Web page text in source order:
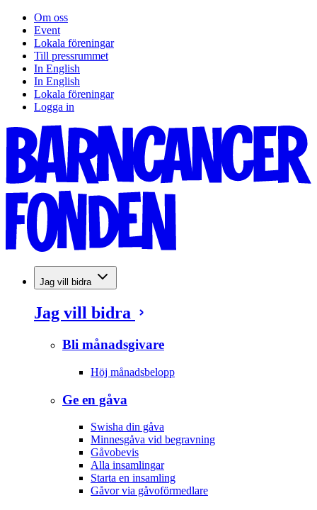
Om oss
Event
Lokala föreningar
Till pressrummet
In English
In English
Lokala föreningar
Logga in
Jag vill bidra
Jag vill bidra
Bli månadsgivare
Höj månadsbelopp
Ge en gåva
Swisha din gåva
Minnesgåva vid begravning
Gåvobevis
Alla insamlingar
Starta en insamling
Gåvor via gåvoförmedlare